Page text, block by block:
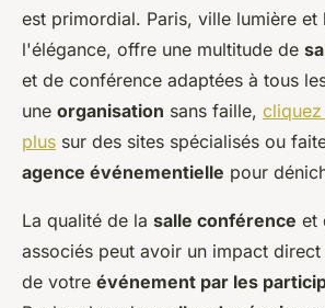
est primordial. Paris, ville lumière et
l'élégance, offre une multitude de
et de conférence adaptées à tous
une organisation sans faille,
plus sur des sites spécialisés ou
agence événementielle pour
La qualité de la salle conférence et
associés peut avoir un impact
de votre événement par les